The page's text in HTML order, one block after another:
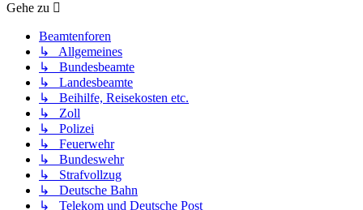
Gehe zu
Beamtenforen
↳ Allgemeines
↳ Bundesbeamte
↳ Landesbeamte
↳ Beihilfe, Reisekosten etc.
↳ Zoll
↳ Polizei
↳ Feuerwehr
↳ Bundeswehr
↳ Strafvollzug
↳ Deutsche Bahn
↳ Telekom und Deutsche Post